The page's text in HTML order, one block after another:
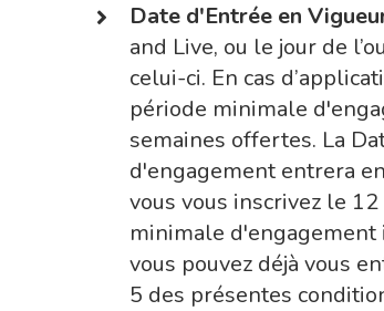
Date d'Entrée en
and Live, ou le jour de
celui-ci. En cas
période minimale
semaines offertes. La
d'engagement entrera
vous vous inscrivez le
minimale
vous pouvez déjà vous
5 des présentes